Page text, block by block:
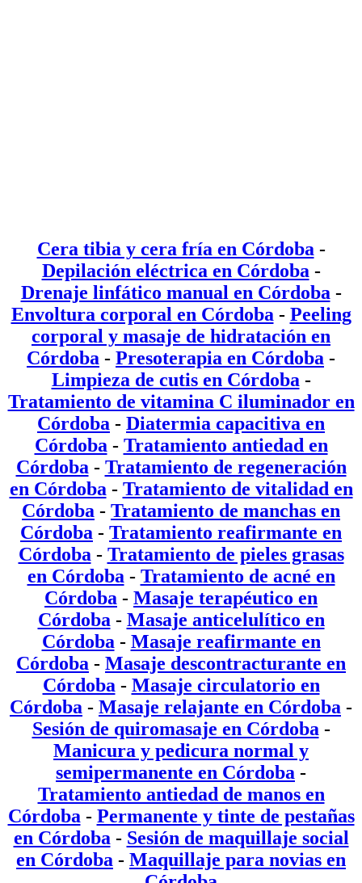
Cera tibia y cera fría en Córdoba -
Depilación eléctrica en Córdoba -
Drenaje linfático manual en Córdoba -
Envoltura corporal en Córdoba - Peeling
corporal y masaje de hidratación en
Córdoba - Presoterapia en Córdoba -
Limpieza de cutis en Córdoba -
Tratamiento de vitamina C iluminador en
Córdoba - Diatermia capacitiva en
Córdoba - Tratamiento antiedad en
Córdoba - Tratamiento de regeneración
en Córdoba - Tratamiento de vitalidad en
Córdoba - Tratamiento de manchas en
Córdoba - Tratamiento reafirmante en
Córdoba - Tratamiento de pieles grasas
en Córdoba - Tratamiento de acné en
Córdoba - Masaje terapéutico en
Córdoba - Masaje anticelulítico en
Córdoba - Masaje reafirmante en
Córdoba - Masaje descontracturante en
Córdoba - Masaje circulatorio en
Córdoba - Masaje relajante en Córdoba -
Sesión de quiromasaje en Córdoba -
Manicura y pedicura normal y
semipermanente en Córdoba -
Tratamiento antiedad de manos en
Córdoba - Permanente y tinte de pestañas
en Córdoba - Sesión de maquillaje social
en Córdoba - Maquillaje para novias en